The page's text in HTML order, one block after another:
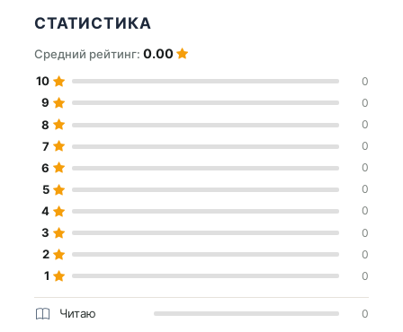
СТАТИСТИКА
Средний рейтинг: 0.00
10 0
9 0
8 0
7 0
6 0
5 0
4 0
3 0
2 0
1 0
Читаю 0